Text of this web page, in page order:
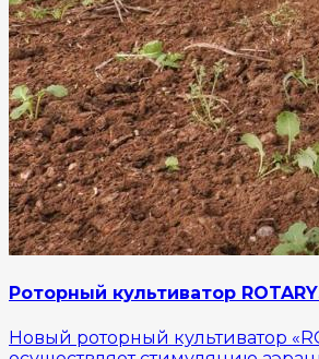
Роторный культиватор
Новый роторный культиватор